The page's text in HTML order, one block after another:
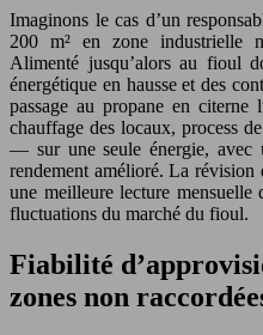
Imaginons le cas d’un
200 m² en zone industrielle
Alimenté jusqu’alors au fioul
énergétique en hausse et des
passage au propane en
chauffage des locaux, process
— sur une seule énergie, avec
rendement amélioré. La
une meilleure lecture mensuelle
fluctuations du marché du fioul.
Fiabilité
zones non